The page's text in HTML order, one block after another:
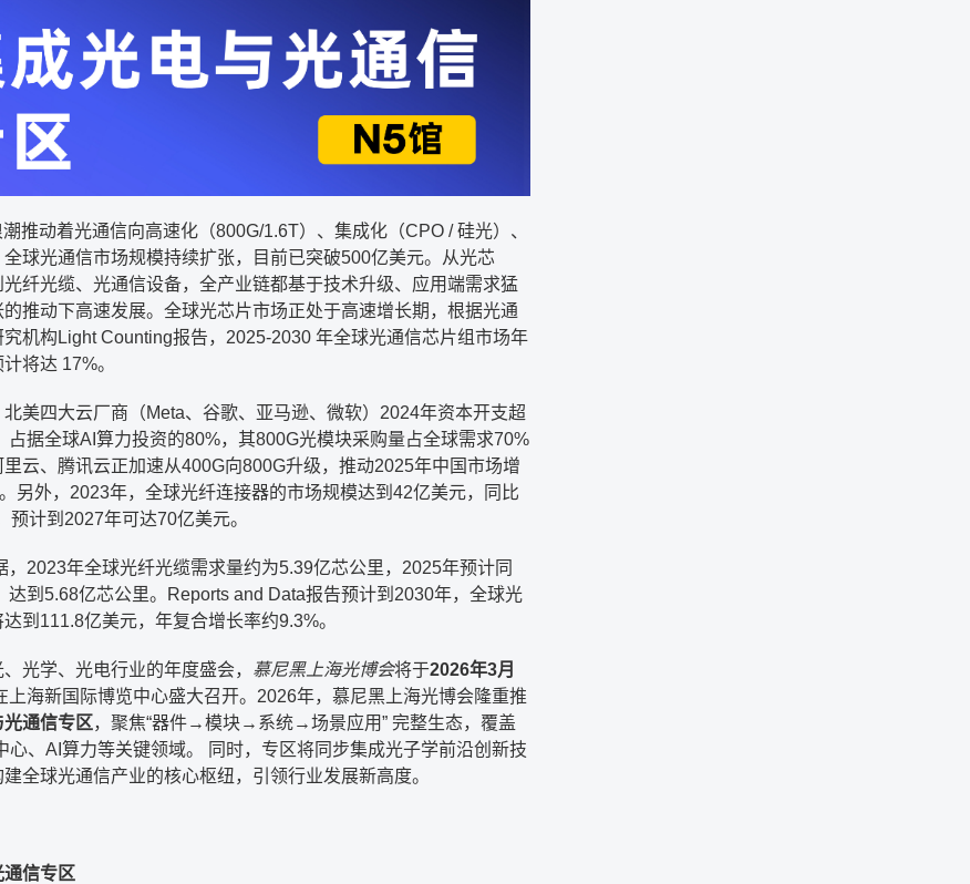
推动着光通信向高速化（800G/1.6T）、集成化（CPO / 硅光）、
球光通信市场规模持续扩张，目前已突破500亿美元。从光芯
光纤光缆、光通信设备，全产业链都基于技术升级、应用端需求猛
推动下高速发展。全球光芯片市场正处于高速增长期，根据光通
机构Light Counting报告，2025-2030 年全球光通信芯片组市场年
将达 17%。
美四大云厂商（Meta、谷歌、亚马逊、微软）2024年资本开支超
占据全球AI算力投资的80%，其800G光模块采购量占全球需求70%
云、腾讯云正加速从400G向800G升级，推动2025年中国市场增
另外，2023年，全球光纤连接器的市场规模达到42亿美元，同比
预计到2027年可达70亿美元。
，2023年全球光纤光缆需求量约为5.39亿芯公里，2025年预计同
达到5.68亿芯公里。Reports and Data报告预计到2030年，全球光
到111.8亿美元，年复合增长率约9.3%。
光学、光电行业的年度盛会， 慕尼黑上海光博会将于2026年3月
上海新国际博览中心盛大召开。2026年，慕尼黑上海光博会隆重推
通信专区，聚焦“器件→模块→系统→场景应用” 完整生态，覆盖
心、AI算力等关键领域。 同时，专区将同步集成光子学前沿创新技
全球光通信产业的核心枢纽，引领行业发展新高度。
信专区